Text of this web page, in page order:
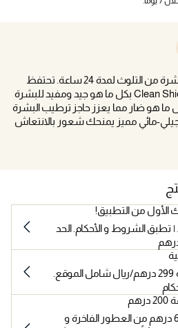
يوفر ترطيبًا وإصلاحًا وحماية البشرة من التلوث لمدة 24 ساعة. تحتفظ
تقنية Clean Shield Technology™ locks بكل ما هو جيد ومفيد للبشرة
هو ضار مما يعزز حاجز ترطيب البشرة
مائي مميز يمنحك شعور بالانتعاش
استخدم الكود: APP | تطبق الشروط و الأحكام. الحد
عند التسووق بقيمة 299 درهم/ريال شامل الموقع.
عند التسوق بقيمة 699 درهم من العطور الفاخرة و